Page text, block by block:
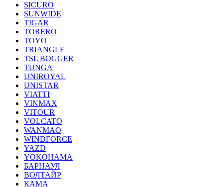
SICURO
SUNWIDE
TIGAR
TORERO
TOYO
TRIANGLE
TSL BOGGER
TUNGA
UNIROYAL
UNISTAR
VIATTI
VINMAX
VITOUR
VOLCATO
WANMAO
WINDFORCE
YAZD
YOKOHAMA
БАРНАУЛ
ВОЛТАЙР
КАМА